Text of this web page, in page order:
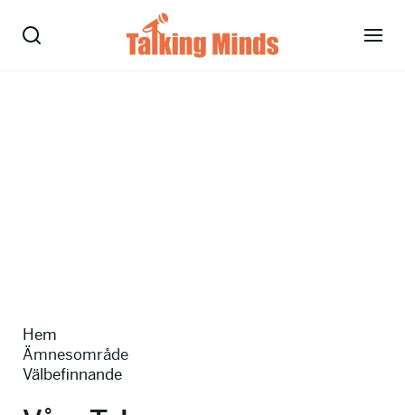
Kontakt
08-38 15 15
Hem
Ämnesområde
Välbefinnande